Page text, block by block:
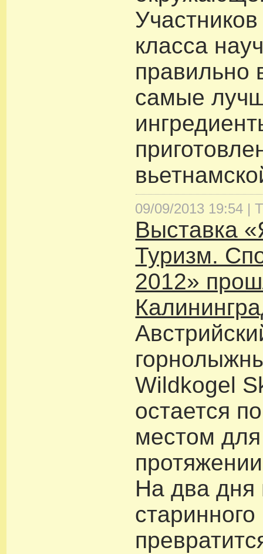
класса
правильно
самые
09/09/2013 19:54 |
Выставка
Туризм.
2012»
Wildkogel
остается
местом
На два дня
старинного